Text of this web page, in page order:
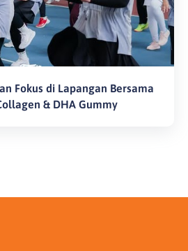
Fokus di Lapangan Bersama
& DHA Gummy